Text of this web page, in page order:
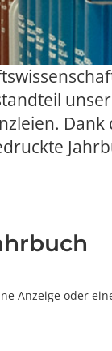
Anzeige oder